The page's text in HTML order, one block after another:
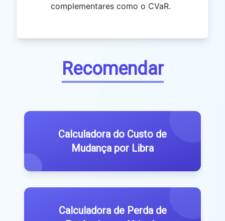
complementares como o CVaR.
Recomendar
Calculadora do Custo de
Mudança por Libra
Calculadora de Perda de